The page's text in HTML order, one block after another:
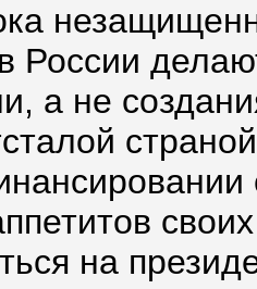
России
а не
на